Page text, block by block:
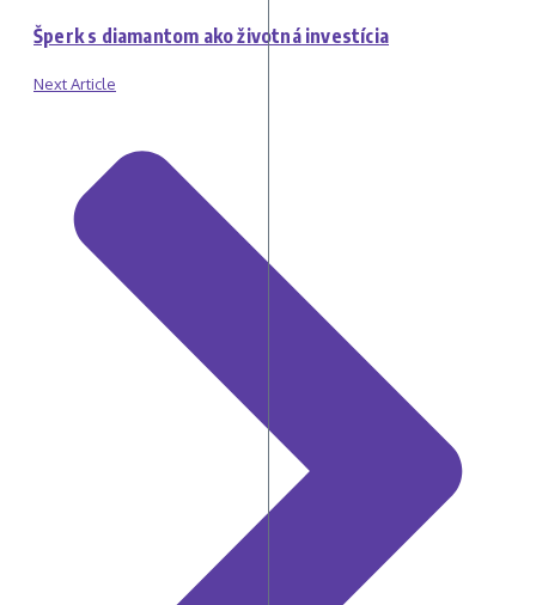
Šperk s diamantom ako životná investícia
Next Article